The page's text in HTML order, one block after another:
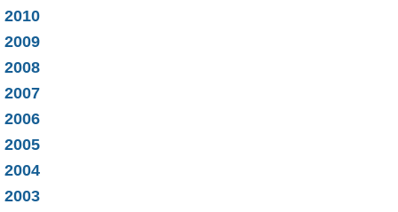
2010
2009
2008
2007
2006
2005
2004
2003